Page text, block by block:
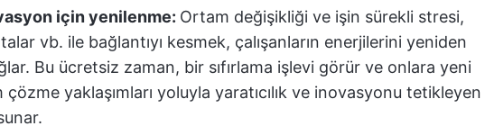
için yenilenme: Ortam değişikliği ve işin sürekli stresi,
vb. ile bağlantıyı kesmek, çalışanların enerjilerini yeniden
Bu ücretsiz zaman, bir sıfırlama işlevi görür ve onlara yeni
yaklaşımları yoluyla yaratıcılık ve inovasyonu tetikleyen